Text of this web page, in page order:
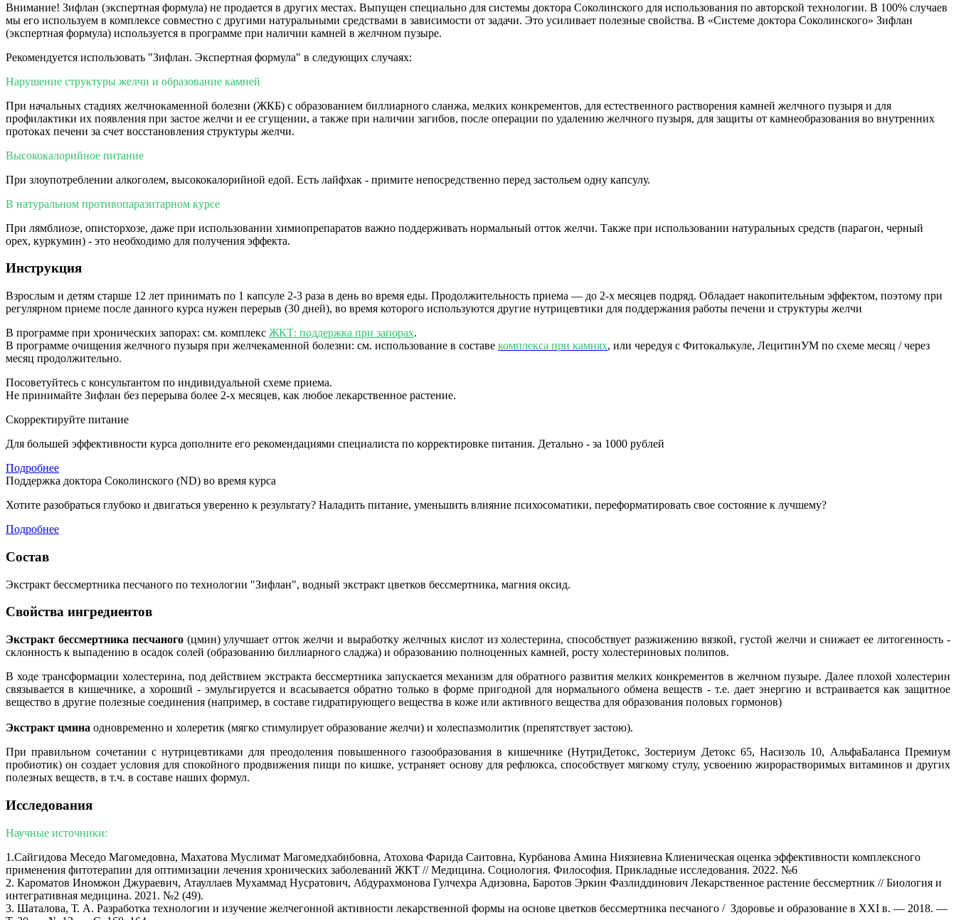
Внимание! Зифлан (экспертная формула) не продается в других местах. Выпущен специально для системы доктора Соколинского для использования по авторской технологии. В 100% случаев
мы его используем в комплексе совместно с другими натуральными средствами в зависимости от задачи. Это усиливает полезные свойства. В «Системе доктора Соколинского» Зифлан
(экспертная формула) используется в программе при наличии камней в желчном пузыре.
Рекомендуется использовать "Зифлан. Экспертная формула" в следующих случаях:
Нарушение структуры желчи и образование камней
При начальных стадиях желчнокаменной болезни (ЖКБ) с образованием биллиарного сланжа, мелких конкрементов, для естественного растворения камней желчного пузыря и для
профилактики их появления при застое желчи и ее сгущении, а также при наличии загибов, после операции по удалению желчного пузыря, для защиты от камнеобразования во внутренних
протоках печени за счет восстановления структуры желчи.
Высококалорийное питание
При злоупотреблении алкоголем, высококалорийной едой. Есть лайфхак - примите непосредственно перед застольем одну капсулу.
В натуральном противопаразитарном курсе
При лямблиозе, описторхозе, даже при использовании химиопрепаратов важно поддерживать нормальный отток желчи. Также при использовании натуральных средств (парагон, черный
орех, куркумин) - это необходимо для получения эффекта.
Инструкция
Взрослым и детям старше 12 лет принимать по 1 капсуле 2-3 раза в день во время еды. Продолжительность приема — до 2-х месяцев подряд. Обладает накопительным эффектом, поэтому при
регулярном приеме после данного курса нужен перерыв (30 дней), во время которого используются другие нутрицевтики для поддержания работы печени и структуры желчи
В программе при хронических запорах: см. комплекс ЖКТ: поддержка при запорах.
В программе очищения желчного пузыря при желчекаменной болезни: см. использование в составе комплекса при камнях, или чередуя с Фитокалькуле, ЛецитинУМ по схеме месяц / через
месяц продолжительно.
Посоветуйтесь с консультантом по индивидуальной схеме приема.
Не принимайте Зифлан без перерыва более 2-х месяцев, как любое лекарственное растение.
Скорректируйте питание
Для большей эффективности курса дополните его рекомендациями специалиста по корректировке питания. Детально - за 1000 рублей
Подробнее
Поддержка доктора Соколинского (ND) во время курса
Хотите разобраться глубоко и двигаться уверенно к результату? Наладить питание, уменьшить влияние психосоматики, переформатировать свое состояние к лучшему?
Подробнее
Состав
Экстракт бессмертника песчаного по технологии "Зифлан", водный экстракт цветков бессмертника, магния оксид.
Свойства ингредиентов
Экстракт бессмертника песчаного(цмин) улучшает отток желчи и выработку желчных кислот из холестерина, способствует разжижению вязкой, густой желчи и снижает ее литогенность -
склонность к выпадению в осадок солей (образованию биллиарного сладжа) и образованию полноценных камней, росту холестериновых полипов.
В ходе трансформации холестерина, под действием экстракта бессмертника запускается механизм для обратного развития мелких конкрементов в желчном пузыре. Далее плохой холестерин
связывается в кишечнике, а хороший - эмульгируется и всасывается обратно только в форме пригодной для нормального обмена веществ - т.е. дает энергию и встраивается как защитное
вещество в другие полезные соединения (например, в составе гидратирующего вещества в коже или активного вещества для образования половых гормонов)
Экстракт цмина одновременно и холеретик (мягко стимулирует образование желчи) и холеспазмолитик (препятствует застою).
При правильном сочетании с нутрицевтиками для преодоления повышенного газообразования в кишечнике (НутриДетокс, Зостериум Детокс 65, Насизоль 10, АльфаБаланса Премиум
пробиотик) он создает условия для спокойного продвижения пищи по кишке, устраняет основу для рефлюкса, способствует мягкому стулу, усвоению жирорастворимых витаминов и других
полезных веществ, в т.ч. в составе наших формул.
Исследования
Научные источники:
1.Сайгидова Меседо Магомедовна, Махатова Муслимат Магомедхабибовна, Атохова Фарида Саитовна, Курбанова Амина Ниязиевна Клиеническая оценка эффективности комплексного
применения фитотерапии для оптимизации лечения хронических заболеваний ЖКТ // Медицина. Социология. Философия. Прикладные исследования. 2022. №6
2. Кароматов Иномжон Джураевич, Атауллаев Мухаммад Нусратович, Абдурахмонова Гулчехра Адизовна, Баротов Эркин Фазлиддинович Лекарственное растение бессмертник // Биология и
интегративная медицина. 2021. №2 (49).
3. Шаталова, Т. А. Разработка технологии и изучение желчегонной активности лекарственной формы на основе цветков бессмертника песчаного / Здоровье и образование в XXI в. — 2018. —